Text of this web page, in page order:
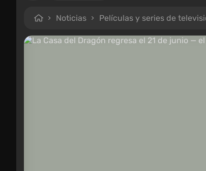
Noticias Películas y series de